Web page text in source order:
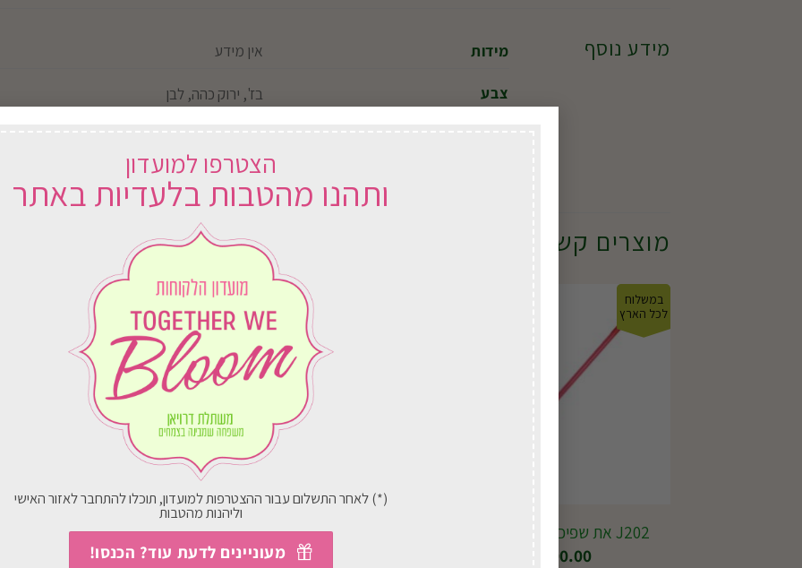
הצטרפו למועדון
ותהנו מהטבות בלעדיות באתר
(*) לאחר התשלום עבור ההצטרפות למועדון, תוכלו להתחבר לאזור האישי
וליהנות מהטבות
מעוניינים לדעת עוד? הכנסו!
מידע נוסף מידות אין מידע
צבע בז', ירוק כהה, לבן
מוצרים קשורים
במשלוח
לכל הארץ
J202 את שפיכה 47 פיברגלס
100.00
₪26.00
במשלוח
לכל הארץ
J52 מכוש+ ידית
46.00